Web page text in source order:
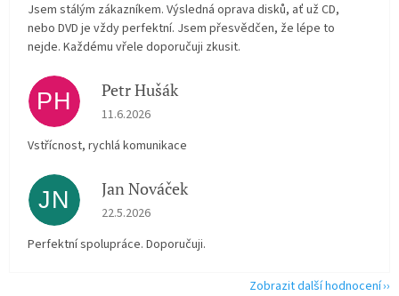
Jsem stálým zákazníkem. Výsledná oprava disků, ať už CD,
nebo DVD je vždy perfektní. Jsem přesvědčen, že lépe to
nejde. Každému vřele doporučuji zkusit.
PH Petr Hušák
Hodnocení obchodu je 5 z 5 hvězdiček.
11.6.2026
Vstřícnost, rychlá komunikace
JN Jan Nováček
Hodnocení obchodu je 5 z 5 hvězdiček.
22.5.2026
Perfektní spolupráce. Doporučuji.
Zobrazit další hodnocení